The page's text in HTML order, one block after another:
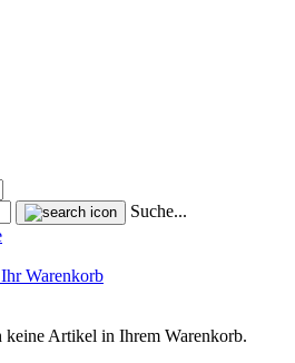
Suche...
Ihr Warenkorb
keine Artikel in Ihrem Warenkorb.